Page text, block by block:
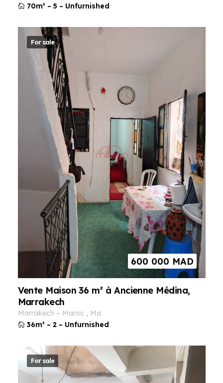
70m² – 5 – Unfurnished
For sale
600 000 MAD
Vente Maison 36 m² à Ancienne Médina,
Marrakech
marrakech – maroc ,
ma
36m² – 2 – Unfurnished
For sale